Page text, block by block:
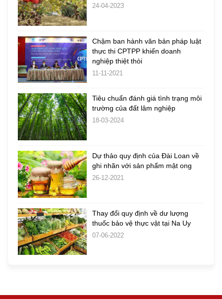
24-04-2023
Chậm ban hành văn bản pháp luật
thực thi CPTPP khiến doanh
nghiệp thiệt thòi
11-11-2021
Tiêu chuẩn đánh giá tình trạng môi
trường của đất lâm nghiệp
18-03-2024
Dự thảo quy định của Đài Loan về
ghi nhãn với sản phẩm mật ong
26-12-2021
Thay đổi quy định về dư lượng
thuốc bảo vệ thực vật tại Na Uy
07-06-2022